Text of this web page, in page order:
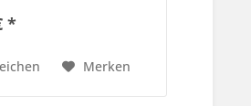
auf
*
Merken